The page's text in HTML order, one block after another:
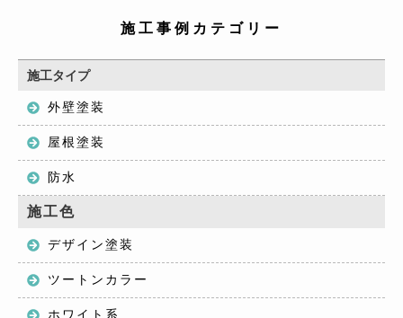
施工事例カテゴリー
施工タイプ
外壁塗装
屋根塗装
防水
施工色
デザイン塗装
ツートンカラー
ホワイト系